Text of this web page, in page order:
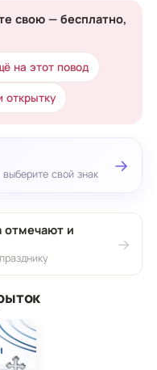
свою — бесплатно,
на этот повод
открытку
свой знак →
отмечают и
→